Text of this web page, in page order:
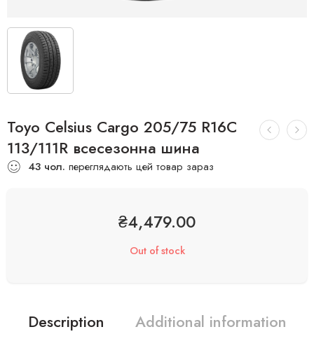
Toyo Celsius Cargo 205/75 R16C
113/111R всесезонна шина
43 чол. переглядають цей товар зараз
₴4,479.00
Out of stock
Description Additional information